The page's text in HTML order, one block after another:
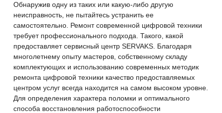
Обнаружив одну из таких или какую-либо другую
неисправность, не пытайтесь устранить ее
самостоятельно. Ремонт современной цифровой техники
требует профессионального подхода. Такого, какой
предоставляет сервисный центр SERVAKS. Благодаря
многолетнему опыту мастеров, собственному складу
комплектующих и использованию современных методик
ремонта цифровой техники качество предоставляемых
центром услуг всегда находится на самом высоком уровне.
Для определения характера поломки и оптимального
способа восстановления работоспособности